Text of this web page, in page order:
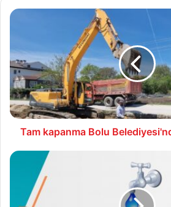
Tam
Belediyesi'nde
fırsata
dönüştü
Tam kapanma Bolu
08.05.2021
Raporu